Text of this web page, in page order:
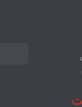
48 ساعت